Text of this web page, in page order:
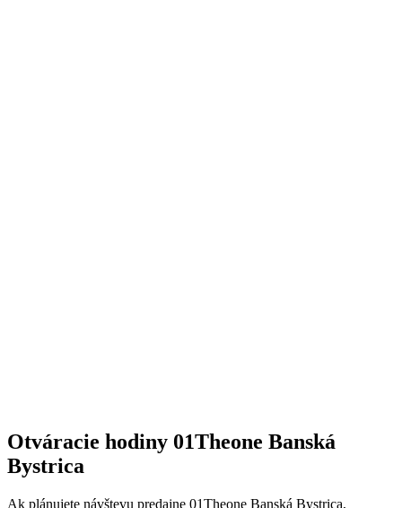
Otváracie hodiny 01Theone Banská
Bystrica
Ak plánujete návštevu predajne 01Theone Banská Bystrica,